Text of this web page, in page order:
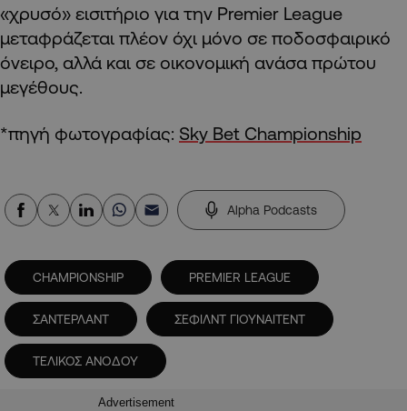
«χρυσό» εισιτήριο για την Premier League
μεταφράζεται πλέον όχι μόνο σε ποδοσφαιρικό
όνειρο, αλλά και σε οικονομική ανάσα πρώτου
μεγέθους.
*πηγή φωτογραφίας: Sky Bet Championship
Alpha Podcasts
CHAMPIONSHIP PREMIER LEAGUE
ΣΑΝΤΕΡΛΑΝΤ ΣΕΦΙΛΝΤ ΓΙΟΥΝΑΙΤΕΝΤ
ΤΕΛΙΚΟΣ ΑΝΟΔΟΥ
Advertisement